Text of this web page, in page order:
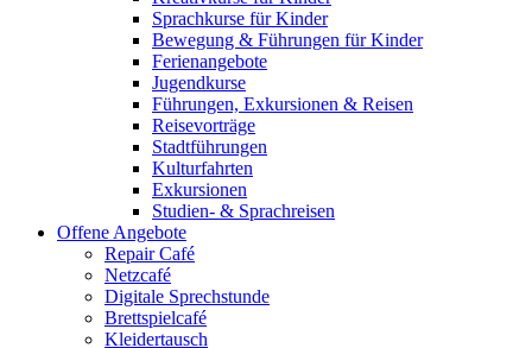
Sprachkurse für Kinder
Bewegung & Führungen für Kinder
Ferienangebote
Jugendkurse
Führungen, Exkursionen & Reisen
Reisevorträge
Stadtführungen
Kulturfahrten
Exkursionen
Studien- & Sprachreisen
Offene Angebote
Repair Café
Netzcafé
Digitale Sprechstunde
Brettspielcafé
Kleidertausch